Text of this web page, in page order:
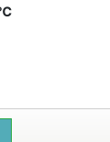
℃